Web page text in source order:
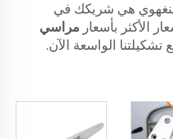
هي شريكك في
الأكثر بأسعار مراسي
تشكيلتنا الواسعة الآن.